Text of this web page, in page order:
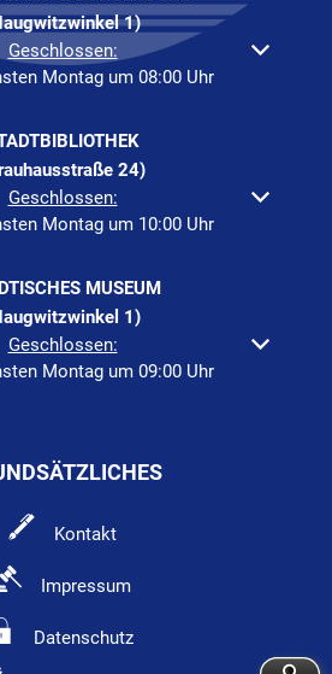
1)
Öffnungs- oder Schließzeiten
Geschlossen:
Montag um 08:00 Uhr
24)
Öffnungs- oder Schließzeiten
Geschlossen:
Montag um 10:00 Uhr
MUSEUM
1)
Öffnungs- oder Schließzeiten
Geschlossen:
Montag um 09:00 Uhr
Kontakt
Impressum
Datenschutz